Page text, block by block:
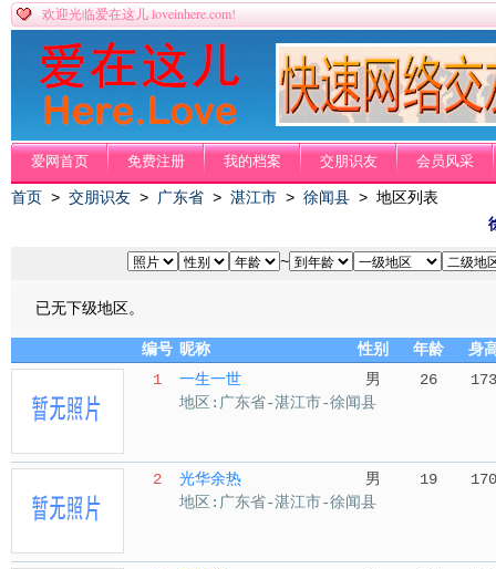
欢迎光临爱在这儿 loveinhere.com!
爱网首页 免费注册 我的档案 交朋识友 会员风采
首页 > 交朋识友 > 广东省 > 湛江市 > 徐闻县 > 地区列表
~
已无下级地区。
编号 昵称 性别 年龄
身
1
一生一世 男 26
173
地区:广东省-湛江市-徐闻县
2 光华余热 男 19
170
地区:广东省-湛江市-徐闻县